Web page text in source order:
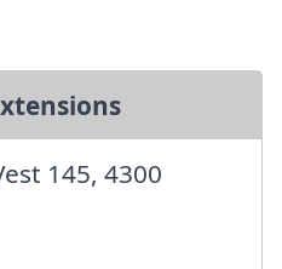
145, 4300